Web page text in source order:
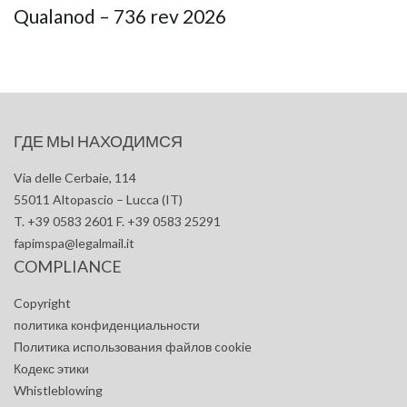
Qualanod – 736 rev 2026
ГДЕ МЫ НАХОДИМСЯ
Via delle Cerbaie, 114
55011 Altopascio – Lucca (IT)
T. +39 0583 2601 F. +39 0583 25291
fapimspa@legalmail.it
COMPLIANCE
Copyright
политика конфиденциальности
Политика использования файлов cookie
Кодекс этики
Whistleblowing